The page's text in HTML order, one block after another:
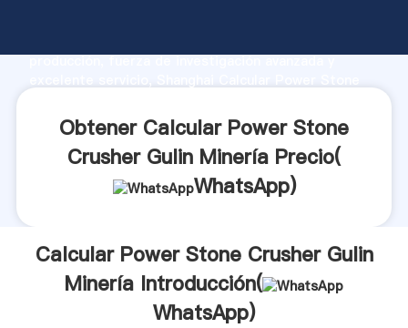
producción, fuerza de investigación avanzada y
aporta valores a todos los clientes.
Obtener Calcular Power Stone
Crusher Gulin Minería Precio(
WhatsApp)
Calcular Power Stone Crusher Gulin
Minería Introducción(
WhatsApp)